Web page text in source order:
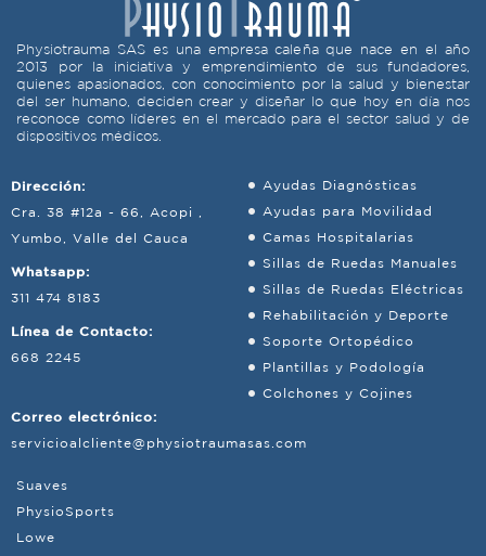
Physiotrauma SAS es una empresa caleña que nace en el año
2013 por la iniciativa y emprendimiento de sus fundadores,
quienes apasionados, con conocimiento por la salud y bienestar
del ser humano, deciden crear y diseñar lo que hoy en día nos
reconoce como líderes en el mercado para el sector salud y de
dispositivos médicos.
Dirección:
Cra. 38 #12a - 66, Acopi ,
Yumbo, Valle del Cauca
Whatsapp:
311 474 8183
Línea de Contacto:
668 2245
Correo electrónico:
servicioalcliente@physiotraumasas.com
Ayudas Diagnósticas
Ayudas para Movilidad
Camas Hospitalarias
Sillas de Ruedas Manuales
Sillas de Ruedas Eléctricas
Rehabilitación y Deporte
Soporte Ortopédico
Plantillas y Podología
Colchones y Cojines
Suaves
PhysioSports
Lowe